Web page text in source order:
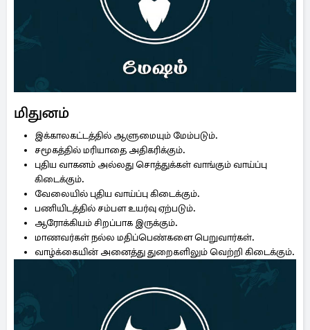
மிதுனம்
இக்காலகட்டத்தில் ஆளுமையும் மேம்படும்.
சமூகத்தில் மரியாதை அதிகரிக்கும்.
புதிய வாகனம் அல்லது சொத்துக்கள் வாங்கும் வாய்ப்பு
கிடைக்கும்.
வேலையில் புதிய வாய்ப்பு கிடைக்கும்.
பணியிடத்தில் சம்பள உயர்வு ஏற்படும்.
ஆரோக்கியம் சிறப்பாக இருக்கும்.
மாணவர்கள் நல்ல மதிப்பெண்களை பெறுவார்கள்.
வாழ்க்கையின் அனைத்து துறைகளிலும் வெற்றி கிடைக்கும்.